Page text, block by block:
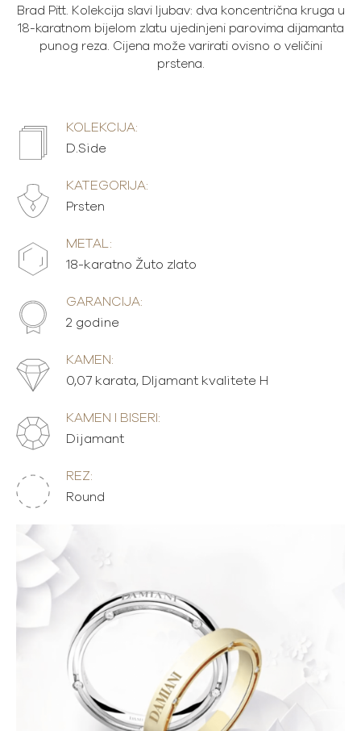
Brad Pitt. Kolekcija slavi ljubav: dva koncentrična kruga u
18-karatnom bijelom zlatu ujedinjeni parovima dijamanta
punog reza. Cijena može varirati ovisno o veličini
prstena.
KOLEKCIJA:
D.Side
KATEGORIJA:
Prsten
METAL:
18-karatno Žuto zlato
GARANCIJA:
2 godine
KAMEN:
0,07 karata, DIjamant kvalitete H
KAMEN I BISERI:
Dijamant
REZ:
Round